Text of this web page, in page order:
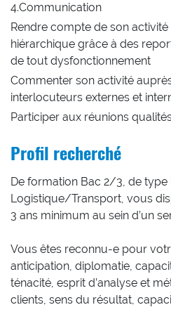
4.Communication
Rendre compte de son
hiérarchique grâce à des
de tout dysfonctionnement
Commenter son activité
interlocuteurs externes et
Participer aux réunions
Profil recherché
De formation Bac 2/3, de type
Logistique/Transport, vous
3 ans minimum au sein d’un
Vous êtes reconnu-e pour
anticipation, diplomatie,
ténacité, esprit d’analyse et
clients, sens du résultat,